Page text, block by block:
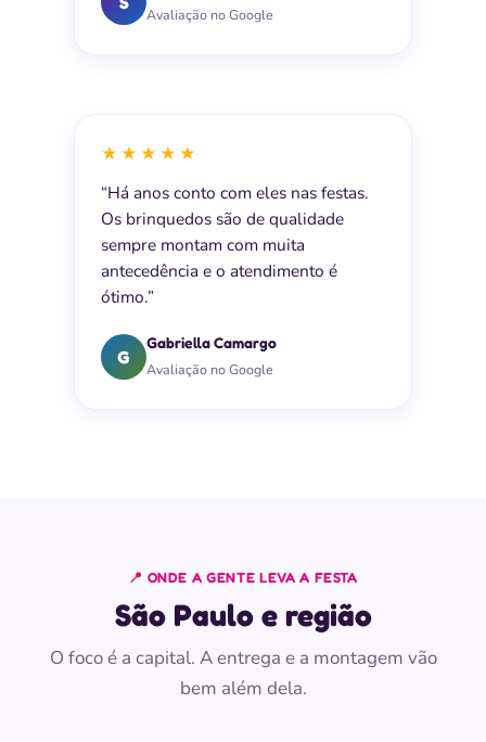
Avaliação no Google
★★★★★
“Há anos conto com eles nas festas.
Os brinquedos são de qualidade
sempre montam com muita
antecedência e o atendimento é
ótimo.”
G
Gabriella Camargo
Avaliação no Google
📍 ONDE A GENTE LEVA A FESTA
São Paulo e região
O foco é a capital. A entrega e a montagem vão
bem além dela.